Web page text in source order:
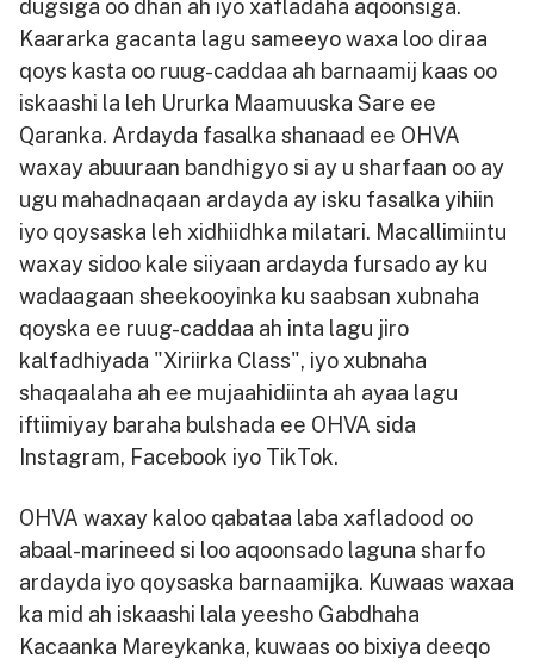
dugsiga oo dhan ah iyo xafladaha aqoonsiga.
Kaararka gacanta lagu sameeyo waxa loo diraa
qoys kasta oo ruug-caddaa ah barnaamij kaas oo
iskaashi la leh Ururka Maamuuska Sare ee
Qaranka. Ardayda fasalka shanaad ee OHVA
waxay abuuraan bandhigyo si ay u sharfaan oo ay
ugu mahadnaqaan ardayda ay isku fasalka yihiin
iyo qoysaska leh xidhiidhka milatari. Macallimiintu
waxay sidoo kale siiyaan ardayda fursado ay ku
wadaagaan sheekooyinka ku saabsan xubnaha
qoyska ee ruug-caddaa ah inta lagu jiro
kalfadhiyada "Xiriirka Class", iyo xubnaha
shaqaalaha ah ee mujaahidiinta ah ayaa lagu
iftiimiyay baraha bulshada ee OHVA sida
Instagram, Facebook iyo TikTok.
OHVA waxay kaloo qabataa laba xafladood oo
abaal-marineed si loo aqoonsado laguna sharfo
ardayda iyo qoysaska barnaamijka. Kuwaas waxaa
ka mid ah iskaashi lala yeesho Gabdhaha
Kacaanka Mareykanka, kuwaas oo bixiya deeqo